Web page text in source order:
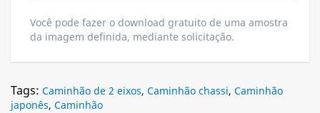
Você pode fazer o download gratuito de uma amostra
da imagem definida, mediante solicitação.
Tags: Caminhão de 2 eixos, Caminhão chassi, Caminhão
japonês, Caminhão